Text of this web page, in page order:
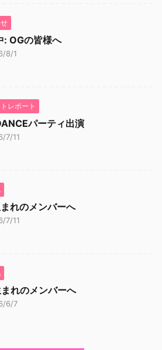
: OGの皆様へ
8/1
レポート
パーティ出演
7/11
れのメンバーへ
7/11
れのメンバーへ
6/7